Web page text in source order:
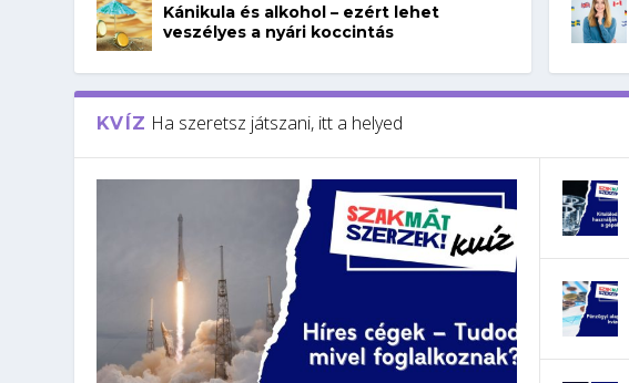
Kánikula és alkohol – ezért lehet
veszélyes a nyári koccintás
KVÍZ Ha szeretsz játszani, itt a helyed